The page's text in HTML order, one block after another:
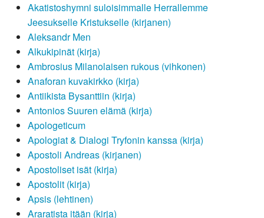
Akatistoshymni suloisimmalle Herrallemme
Jeesukselle Kristukselle (kirjanen)
Aleksandr Men
Alkukipinät (kirja)
Ambrosius Milanolaisen rukous (vihkonen)
Anaforan kuvakirkko (kirja)
Antiikista Bysanttiin (kirja)
Antonios Suuren elämä (kirja)
Apologeticum
Apologiat & Dialogi Tryfonin kanssa (kirja)
Apostoli Andreas (kirjanen)
Apostoliset isät (kirja)
Apostolit (kirja)
Apsis (lehtinen)
Araratista itään (kirja)